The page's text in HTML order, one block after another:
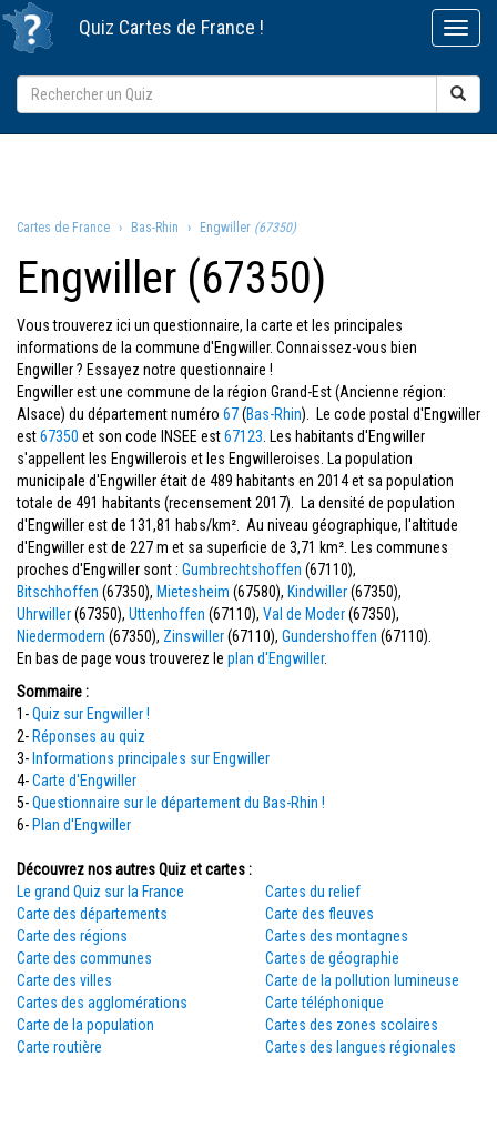
Quiz Cartes de France !
Cartes de France Bas-Rhin Engwiller (67350)
Engwiller (67350)
Vous trouverez ici un questionnaire, la carte et les principales
informations de la commune d'Engwiller. Connaissez-vous bien
Engwiller ? Essayez notre questionnaire !
Engwiller est une commune de la région Grand-Est (Ancienne région:
Alsace) du département numéro 67(Bas-Rhin). Le code postal d'Engwiller
est67350 et son code INSEE est67123 . Les habitants d'Engwiller
s'appellent les Engwillerois et les Engwilleroises. La population
municipale d'Engwiller était de 489 habitants en 2014 et sa population
totale de 491 habitants (recensement 2017). La densité de population
d'Engwiller est de 131,81 habs/km². Au niveau géographique, l'altitude
d'Engwiller est de 227 m et sa superficie de 3,71 km². Les communes
proches d'Engwiller sont : Gumbrechtshoffen (67110),
Bitschhoffen (67350), Mietesheim (67580), Kindwiller(67350),
Uhrwiller(67350), Uttenhoffen (67110), Val de Moder(67350),
Niedermodern (67350), Zinswiller(67110), Gundershoffen (67110).
En bas de page vous trouverez le plan d'Engwiller.
Sommaire :
1-Quiz sur Engwiller !
2- Réponses au quiz
3- Informations principales sur Engwiller
4-Carte d'Engwiller
5-Questionnaire sur le département du Bas-Rhin !
6- Plan d'Engwiller
Découvrez nos autres Quiz et cartes :
Le grand Quiz sur la France
Carte des départements
Carte des régions
Carte des communes
Carte des villes
Cartes des agglomérations
Carte de la population
Carte routière
Cartes du relief
Carte des fleuves
Cartes des montagnes
Cartes de géographie
Carte de la pollution lumineuse
Carte téléphonique
Cartes des zones scolaires
Cartes des langues régionales